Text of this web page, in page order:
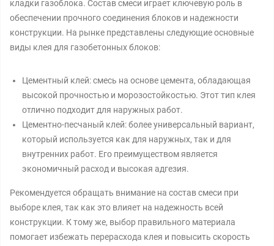
кладки газоблока. Состав смеси играет ключевую роль в
обеспечении прочного соединения блоков и надежности
конструкции. На рынке представлены следующие основные
виды клея для газобетонных блоков:
Цементный клей: смесь на основе цемента, обладающая
высокой прочностью и морозостойкостью. Этот тип клея
отлично подходит для наружных работ.
Цементно-песчаный клей: более универсальный вариант,
который используется как для наружных, так и для
внутренних работ. Его преимуществом является
экономичный расход и высокая адгезия.
Рекомендуется обращать внимание на состав смеси при
выборе клея, так как это влияет на надежность всей
конструкции. К тому же, выбор правильного материала
помогает избежать перерасхода клея и повысить скорость